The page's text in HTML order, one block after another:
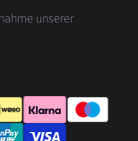
unserer